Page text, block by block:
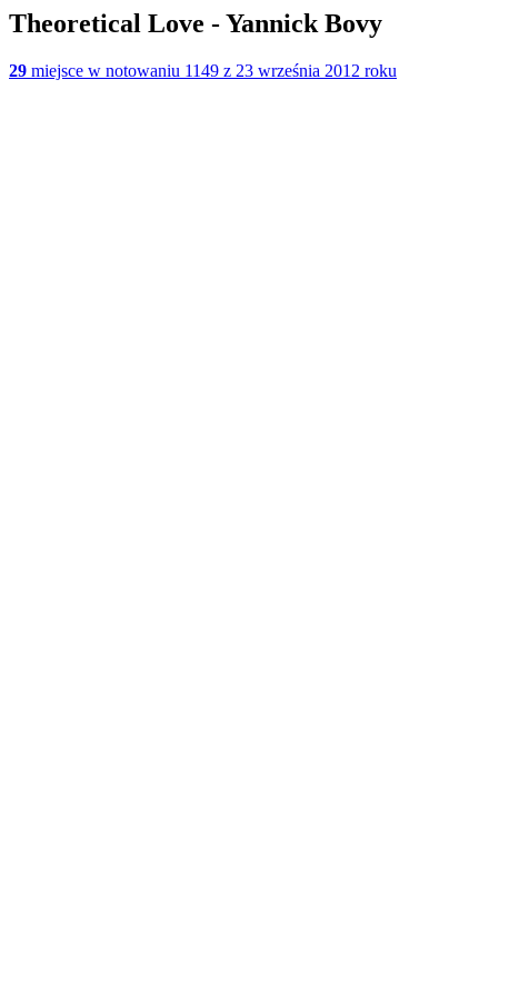
Theoretical Love - Yannick Bovy
29 miejsce w notowaniu 1149 z 23 września 2012 roku